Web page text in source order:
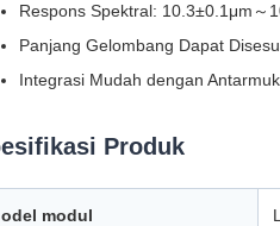
Respons Spektral: 10.3±0.1μm～
Panjang Gelombang Dapat
Integrasi Mudah dengan
Produk
modul